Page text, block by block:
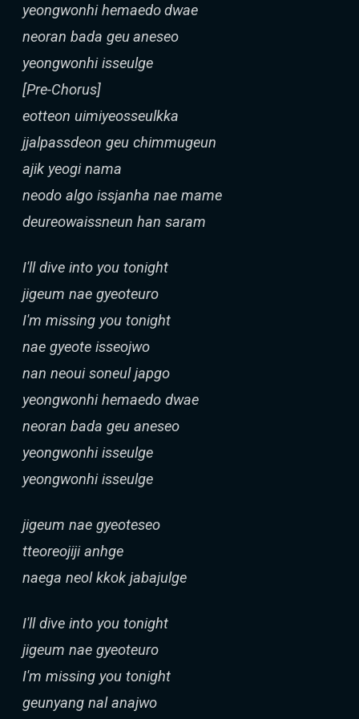
yeongwonhi hemaedo dwae
neoran bada geu aneseo
yeongwonhi isseulge
[Pre-Chorus]
eotteon uimiyeosseulkka
jjalpassdeon geu chimmugeun
ajik yeogi nama
neodo algo issjanha nae mame
deureowaissneun han saram
I'll dive into you tonight
jigeum nae gyeoteuro
I'm missing you tonight
nae gyeote isseojwo
nan neoui soneul japgo
yeongwonhi hemaedo dwae
neoran bada geu aneseo
yeongwonhi isseulge
yeongwonhi isseulge
jigeum nae gyeoteseo
tteoreojiji anhge
naega neol kkok jabajulge
I'll dive into you tonight
jigeum nae gyeoteuro
I'm missing you tonight
geunyang nal anajwo